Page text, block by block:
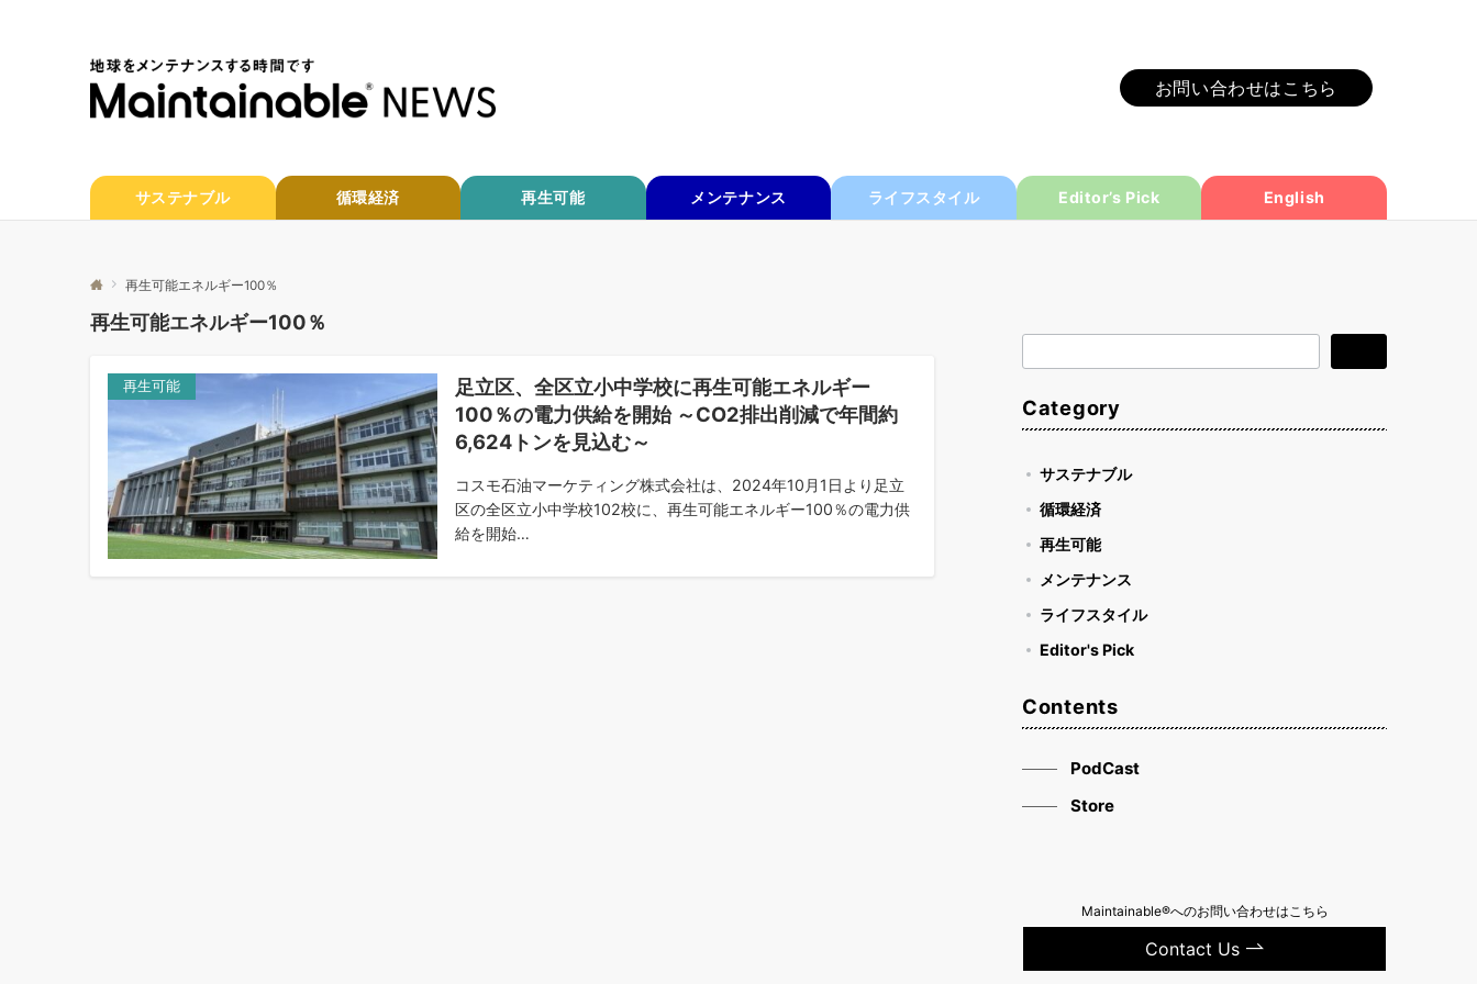
お問い合わせはこちら
サステナブル 循環経済 再生可能 メンテナンス ライフスタイル Editor’s Pick English
再生可能エネルギー100％
再生可能エネルギー100％
再生可能
足立区、全区立小中学校に再生可能エネルギー
100％の電力供給を開始 ～CO2排出削減で年間約
6,624トンを見込む～
コスモ石油マーケティング株式会社は、2024年10月1日より足立
区の全区立小中学校102校に、再生可能エネルギー100％の電力供
給を開始…
索
Category
サステナブル
循環経済
再生可能
メンテナンス
ライフスタイル
Editor's Pick
Contents
PodCast
Store
Maintainable®へのお問い合わせはこちら
Contact Us